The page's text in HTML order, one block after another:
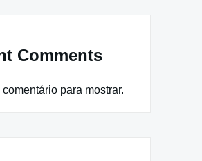
Comments
comentário para mostrar.